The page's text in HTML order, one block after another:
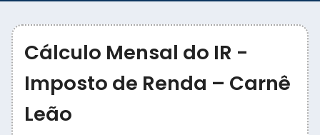
Cálculo Mensal do IR -
Imposto de Renda – Carnê
Leão